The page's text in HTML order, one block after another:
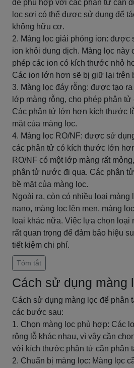
để phù hợp với các phân tử cần
lọc sợi có thể được sử dụng để
không hữu cơ.
2. Màng lọc giải phóng ion: được
ion khỏi dung dịch. Màng lọc này
phép các ion có kích thước nhỏ
Các ion lớn hơn sẽ bị giữ lại trên
3. Màng lọc đáy rỗng: được tạo
lớp màng rỗng, cho phép phân
Các phân tử lớn hơn kích thước
mặt của màng lọc.
4. Màng lọc RO/NF: được sử
các phân tử có kích thước lớn
RO/NF có một lớp màng rất
phân tử nước đi qua. Các phân
bề mặt của màng lọc.
Ngoài ra, còn có nhiều loại
nano, màng lọc lên men, màng
loại khác nữa. Việc lựa chọn loại
rất quan trọng để đảm bảo hiệu
tiết kiệm chi phí.
Tóm tắt
Cách sử dụng màng
Cách sử dụng màng lọc để phân
các bước sau:
1. Chọn màng lọc phù hợp: Các
rộng lỗ khác nhau, vì vậy cần
với kích thước phân tử cần phân
2. Chuẩn bị màng lọc: Màng lọc